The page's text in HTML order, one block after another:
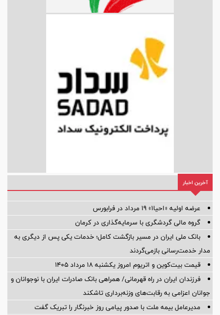
آخرین اخبار
عرضه اولیه «احیا۱» ۱۹ مرداد در فرابورس
گروه مالی گردشگری با سرمایه‌گذاری در کرمان
بانک ملی ایران در مسیر بازگشت کامل؛ خدمات یکی پس از دیگری به
مدار خدمت‌رسانی بازمی‌گردند
قیمت بیت‌کوین و اتریوم امروز یکشنبه ۱۸ مرداد ۱۴۰۵
فرزندان ایران در راه قهرمانی/ همراهی بانک صادرات ایران با نوجوانان و
جوانان اعزامی به رقابت‌های وزنه‌برداری تاشکند
مدیرعامل بیمه ملت با صدور پیامی روز خبرنگار را تبریک گفت